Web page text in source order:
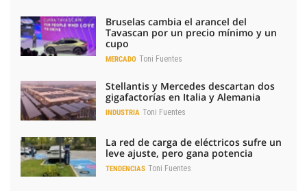
Bruselas cambia el arancel del
Tavascan por un precio mínimo y un
cupo
MERCADO Toni Fuentes
Stellantis y Mercedes descartan dos
gigafactorías en Italia y Alemania
INDUSTRIA Toni Fuentes
La red de carga de eléctricos sufre un
leve ajuste, pero gana potencia
TENDENCIAS Toni Fuentes